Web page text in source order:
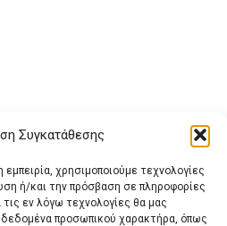
Συγκατάθεσης
χρησιμοποιούμε τεχνολογίες
ή/και την πρόσβαση σε πληροφορίες
εν λόγω τεχνολογίες θα μας
δεδομένα προσωπικού χαρακτήρα, όπως